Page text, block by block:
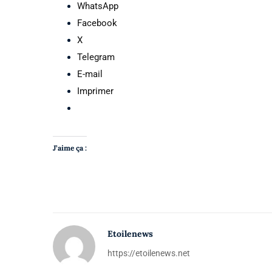
WhatsApp
Facebook
X
Telegram
E-mail
Imprimer
J’aime ça :
Etoilenews
https://etoilenews.net